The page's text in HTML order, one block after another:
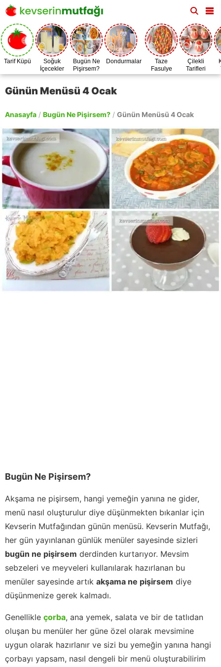
Tarif Küpü
Soğuk
İçecekler
Bugün Ne
Pişirsem?
Dondurmalar
Taze
Fasulye
Zamanı
Çilekli
Tarifleri
Günün Menüsü 4 Ocak
Anasayfa / Bugün Ne Pişirsem? / Günün Menüsü 4 Ocak
Bugün Ne Pişirsem?
Akşama ne pişirsem, hangi yemeğin yanına ne gider,
menü nasıl oluşturulur diye düşünmekten bıkanlar için
Kevserin Mutfağından günün menüsü. Kevserin Mutfağı,
her gün yayınlanan günlük menüler sayesinde sizleri
bugün ne pişirsem derdinden kurtarıyor. Mevsim
sebzeleri ve meyveleri kullanılarak hazırlanan bu
menüler sayesinde artık akşama ne pişirsem diye
düşünmenize gerek kalmadı.
Genellikle çorba, ana yemek, salata ve bir de tatlıdan
oluşan bu menüler her güne özel olarak mevsimine
uygun olarak hazırlanır ve sizi bu yemeğin yanına hangi
çorbayı yapsam, nasıl dengeli bir menü oluşturabilirim